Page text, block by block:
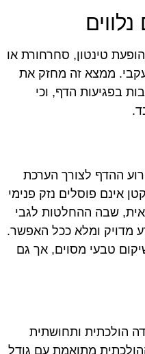
טינטון, סחרחורת או
עקבי. ממצא זה מחזק את
בפגיעות הדף, וכי
ההדף לצורך הערכת
אינם פוסלים נזק פנימי
שבה ההחלטות לגבי
מדויק ומלא ככל האפשר.
טבעי מסוים, אך גם
הולכתית ותחושתית
מתואמת עם גודל